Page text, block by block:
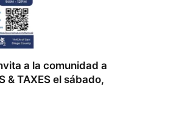
a la comunidad a
& TAXES el sábado,